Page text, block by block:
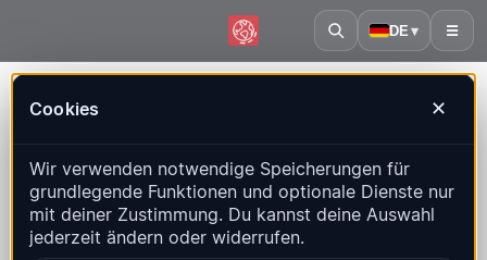
DE ▾ ☰
Cookies ✕
Wir verwenden notwendige Speicherungen für
grundlegende Funktionen und optionale Dienste nur
mit deiner Zustimmung. Du kannst deine Auswahl
jederzeit ändern oder widerrufen.
QuakeMap24
Live-Karte, Statistiken und aktuelle Ereignisse
Historienkarte öffnen Neueste in diesem Land